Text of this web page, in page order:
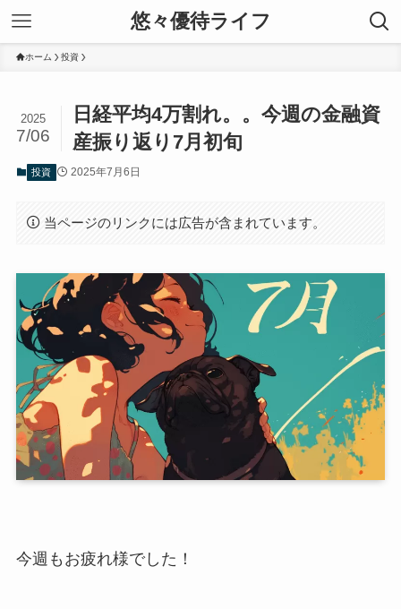
悠々優待ライフ
ホーム 投資
日経平均4万割れ。。今週の金融資
産振り返り7月初旬
2025
7/06
投資 2025年7月6日
当ページのリンクには広告が含まれています。
今週もお疲れ様でした！